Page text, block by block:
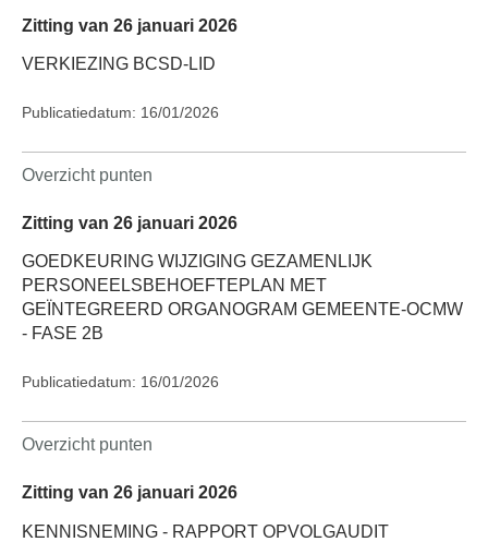
Zitting van 26 januari 2026
VERKIEZING BCSD-LID
Publicatiedatum: 16/01/2026
Overzicht punten
Zitting van 26 januari 2026
GOEDKEURING WIJZIGING GEZAMENLIJK
PERSONEELSBEHOEFTEPLAN MET
GEÏNTEGREERD ORGANOGRAM GEMEENTE-OCMW
- FASE 2B
Publicatiedatum: 16/01/2026
Overzicht punten
Zitting van 26 januari 2026
KENNISNEMING - RAPPORT OPVOLGAUDIT